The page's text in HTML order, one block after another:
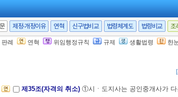
개정]
제정·개정이유 연혁 신구법비교 법령체계도 법령비교 조
판례 연혁 위임행정규칙 규제 생활법령 한
② 국토교통부장관, 시ㆍ도지사 및 등록관청은 필
있다.<개정 2014. 5. 21.>
[본조신설 2014. 1. 28.]
제35조(자격의 취소) ①시ㆍ도지사는 공인중개사가